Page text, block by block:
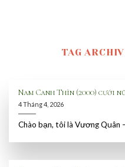
TAG
Nam Canh Thìn (2000) cưới
4 Tháng 4, 2026
Chào bạn, tôi là Vương Quân